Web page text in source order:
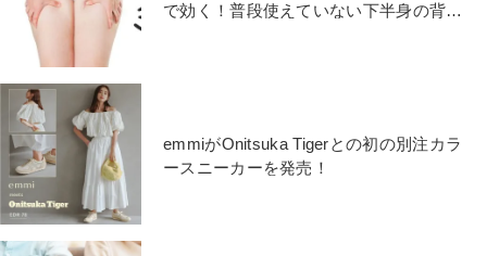
で効く！普段使えていない下半身の背面
emmiがOnitsuka Tigerとの初の別注カラ
ースニーカーを発売！